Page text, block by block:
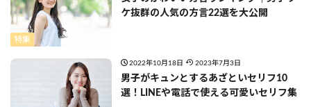
特集
ケ抜群の人気の方言22選を大公開
2022年10月18日 2023年7月3日
男子がキュンとするあざといセリフ10
選！LINEや電話で使える可愛いセリフ集